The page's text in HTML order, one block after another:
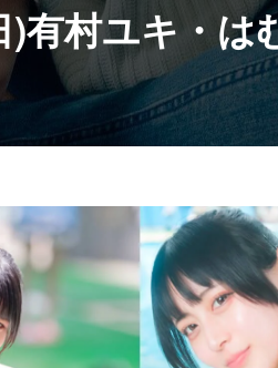
有村ユキ・は